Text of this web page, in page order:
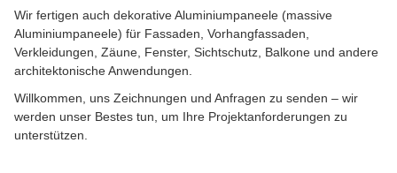
Wir fertigen auch dekorative Aluminiumpaneele (massive
Aluminiumpaneele) für Fassaden, Vorhangfassaden,
Verkleidungen, Zäune, Fenster, Sichtschutz, Balkone und andere
architektonische Anwendungen.
Willkommen, uns Zeichnungen und Anfragen zu senden – wir
werden unser Bestes tun, um Ihre Projektanforderungen zu
unterstützen.